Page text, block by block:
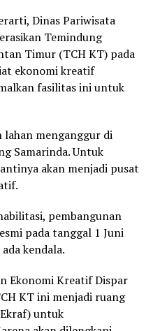
Dinas Pariwisata
Temindung
Timur (TCH KT) pada
ekonomi kreatif
fasilitas ini untuk
menganggur di
Samarinda. Untuk
akan menjadi pusat
pembangunan
pada tanggal 1 Juni
kendala.
Ekonomi Kreatif Dispar
KT ini menjadi ruang
untuk